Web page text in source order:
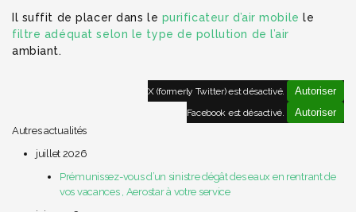
Il suffit de placer dans le purificateur d’air mobile le
filtre adéquat selon le type de pollution de l’air
ambiant.
X (formerly Twitter) est désactivé. Autoriser
Facebook est désactivé.
Autoriser
Autres actualités
juillet 2026
Prémunissez-vous d’un sinistre dégât des eaux en rentrant de
vos vacances , Aerostar à votre service